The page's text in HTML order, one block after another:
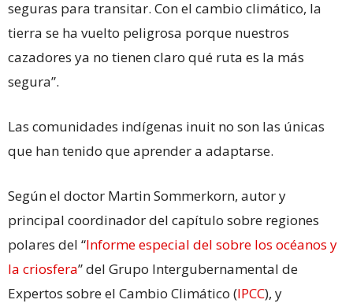
seguras para transitar. Con el cambio climático, la
tierra se ha vuelto peligrosa porque nuestros
cazadores ya no tienen claro qué ruta es la más
segura”.
Las comunidades indígenas inuit no son las únicas
que han tenido que aprender a adaptarse.
Según el doctor Martin Sommerkorn, autor y
principal coordinador del capítulo sobre regiones
polares del “Informe especial del sobre los océanos y
la criosfera” del Grupo Intergubernamental de
Expertos sobre el Cambio Climático (IPCC), y